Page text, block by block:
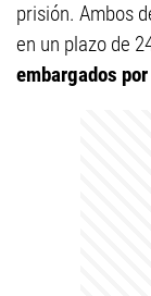
prisión. Ambos
en un plazo de
embargados